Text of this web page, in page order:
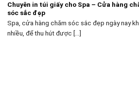
Chuyên in túi giấy cho Spa – Cửa hàng
sóc sắc đẹp
Spa, cửa hàng chăm sóc sắc đẹp ngày nay
nhiều, để thu hút được [...]